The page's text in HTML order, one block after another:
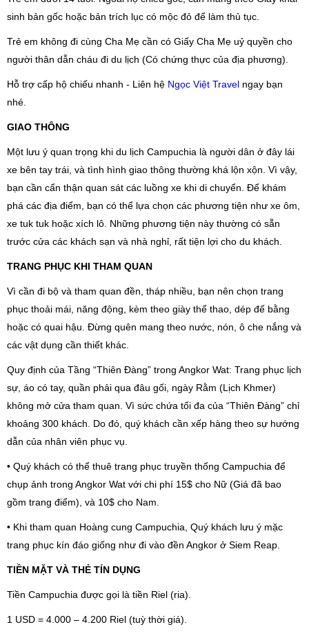
sinh bản gốc hoặc bản trích lục có mộc đỏ để làm thủ tục.
Trẻ em không đi cùng Cha Mẹ cần có Giấy Cha Mẹ uỷ quyền cho
người thân dẫn cháu đi du lịch (Có chứng thực của địa phương).
Hỗ trợ cấp hộ chiếu nhanh - Liên hệ Ngọc Việt Travel ngay bạn
nhé.
GIAO THÔNG
Một lưu ý quan trọng khi du lịch Campuchia là người dân ở đây lái
xe bên tay trái, và tình hình giao thông thường khá lộn xộn. Vì vậy,
bạn cần cẩn thận quan sát các luồng xe khi di chuyển. Để khám
phá các địa điểm, bạn có thể lựa chọn các phương tiện như xe ôm,
xe tuk tuk hoặc xích lô. Những phương tiện này thường có sẵn
trước cửa các khách sạn và nhà nghỉ, rất tiện lợi cho du khách.
TRANG PHỤC KHI THAM QUAN
Vì cần đi bộ và tham quan đền, tháp nhiều, bạn nên chọn trang
phục thoải mái, năng động, kèm theo giày thể thao, dép đế bằng
hoặc có quai hậu. Đừng quên mang theo nước, nón, ô che nắng và
các vật dụng cần thiết khác.
Quy định của Tầng “Thiên Đàng” trong Angkor Wat: Trang phục lịch
sự, áo có tay, quần phải qua đâu gối, ngày Rằm (Lịch Khmer)
không mở cửa tham quan. Vì sức chứa tối đa của “Thiên Đàng” chỉ
khoảng 300 khách. Do đó, quý khách cần xếp hàng theo sự hướng
dẫn của nhân viên phục vụ.
• Quý khách có thể thuê trang phục truyền thống Campuchia để
chụp ảnh trong Angkor Wat với chi phí 15$ cho Nữ (Giá đã bao
gồm trang điểm), và 10$ cho Nam.
• Khi tham quan Hoàng cung Campuchia, Quý khách lưu ý mặc
trang phục kín đáo giống như đi vào đền Angkor ở Siem Reap.
TIỀN MẶT VÀ THẺ TÍN DỤNG
Tiền Campuchia được gọi là tiền Riel (ria).
1 USD = 4.000 – 4.200 Riel (tuỳ thời giá).